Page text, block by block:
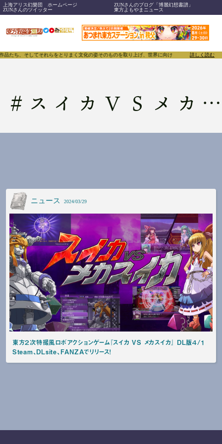
上海アリス幻樂団 ホームページ
ZUNさんのブログ「博麗幻想書譜」
ZUNさんのツイッター
東方よもやまニュース
、そしてそれらをとりまく文化の姿そのものを取り上げ、世界に向けて誇らしく発信する
詳しく読む
# スイカＶＳメカスイカ
ニュース 2024/03/29
東方２次特撮風ロボアクションゲーム『スイカ VS メカスイカ』 DL版４/１
Steam、DLsite、FANZAでリリース！